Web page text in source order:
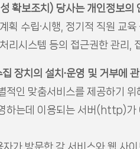
확보조치) 당사는 개인정보의
획 수립∙시행, 정기적 직원 교육
리시스템 등의 접근권한 관리,
장치의 설치∙운영 및 거부에
인 맞춤서비스를 제공하기
하는데 이용되는 서버(http)가
가 방문한 각 서비스와 웹 사